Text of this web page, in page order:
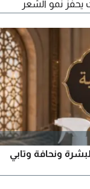
نمو الشعر
الناتج عن
يمتصه الشعر والفروة
ونحافة وتابي